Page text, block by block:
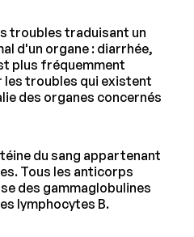
troubles traduisant un
d'un organe : diarrhée,
plus fréquemment
les troubles qui existent
des organes concernés
du sang appartenant
Tous les anticorps
des gammaglobulines
lymphocytes B.